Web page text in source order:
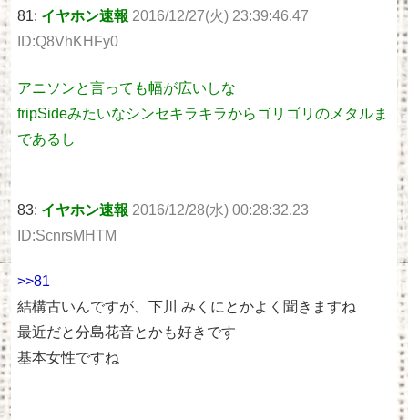
81: イヤホン速報 2016/12/27(火) 23:39:46.47
ID:Q8VhKHFy0
アニソンと言っても幅が広いしな
fripSideみたいなシンセキラキラからゴリゴリのメタルま
であるし
83: イヤホン速報 2016/12/28(水) 00:28:32.23
ID:ScnrsMHTM
>>81
結構古いんですが、下川 みくにとかよく聞きますね
最近だと分島花音とかも好きです
基本女性ですね